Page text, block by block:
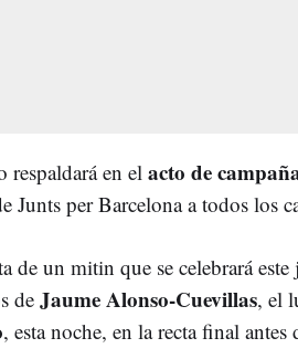
respaldará en el acto de
Junts per Barcelona a todos los
de un mitin que se celebrará
deJaume Alonso-Cuevillas, el
, esta noche, en la recta final